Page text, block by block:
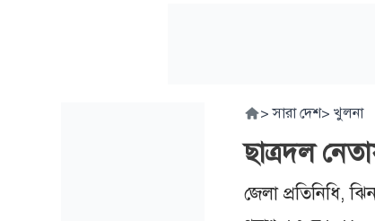
> সারা দেশ> খুলনা
ছাত্রদল
জেলা প্রতিনিধি,